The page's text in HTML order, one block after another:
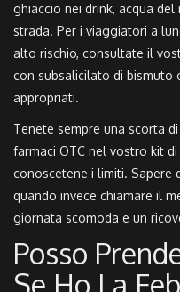
ghiaccio nei drink, acqua
strada. Per i viaggiatori a
alto rischio, consultate il
con subsalicilato di bismuto
appropriati.
Tenete sempre una scorta
farmaci OTC nel vostro kit
conoscetene i limiti. Sapere
quando invece chiamare il
giornata scomoda e un
Posso
Se Ho La